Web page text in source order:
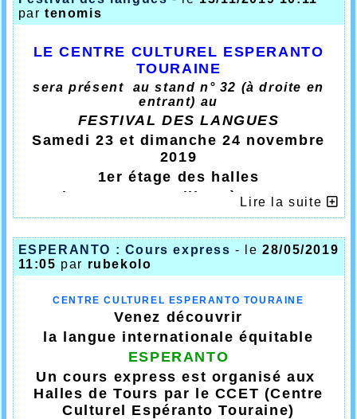
sont les moyens de l'apprendre,
l'écouter et la pratiquer.
par tenomis
LE CENTRE CULTUREL ESPERANTO
TOURAINE
sera présent au stand n° 32 (à droite en
entrant) au
FESTIVAL DES LANGUES
Samedi 23 et dimanche 24 novembre
2019
1er étage des halles
Place Gaston Pailhou à TOURS.
Des membres de notre association se tiendront
internationale espéranto. Ils vous expliqueront
quels sont les moyens de l'apprendre, l'écouter
et la pratiquer.Vous pourrez même assister à un
faire une idée de ce qu'est cette langue.Plusieurs
minicours d'espéranto sont prévus samedi et
dimanche. Si vous souhaitez connaitre le
programme détaillé du festival, vous pouvez le
Dimanche 24 novembre à 15h, conférence de
Claude Rouget : Voyages et expériences en
Espérantie.
Lire la suite
ESPERANTO : Cours express - le28/05/2019
11:05 par rubekolo
CENTRE CULTUREL ESPERANTO TOURAINE
Venez découvrir
la langue internationale équitable
ESPERANTO
Un cours express est organisé aux
Halles de Tours par le CCET (Centre
Culturel Espéranto Touraine)